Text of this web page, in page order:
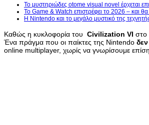
Το μυστηριώδες otome visual novel έρχεται
Το Game & Watch επιστρέφει το 2026 – και θα
Η Nintendo και το μεγάλο μυστικό της
Καθώς η κυκλοφορία του Civilization VI στο
Ένα πράγμα που οι παίκτες της Nintendo δεν
online multiplayer, χωρίς να γνωρίσουμε